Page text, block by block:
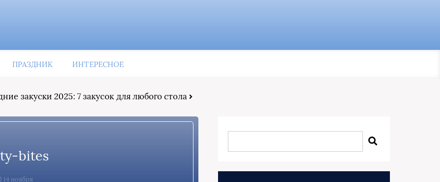
ПРАЗДНИК ИНТЕРЕСНОЕ
закуски 2025: 7 закусок для любого стола
bites
14 ноября